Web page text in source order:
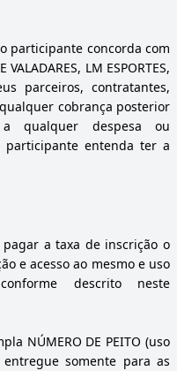
participante concorda com
LM ESPORTES,
parceiros, contratantes,
cobrança posterior
qualquer despesa ou
entenda ter a
pagar a taxa de inscrição o
e acesso ao mesmo e uso
descrito neste
NÚMERO DE PEITO (uso
entregue somente para as